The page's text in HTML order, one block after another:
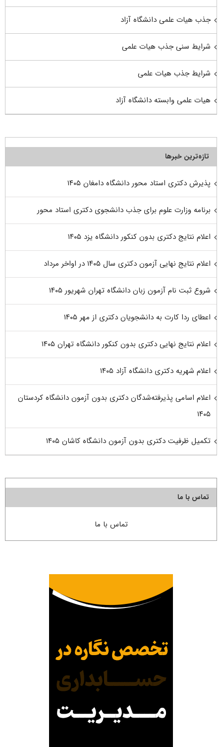
جذب هیات علمی دانشگاه آزاد
شرایط سنی جذب هیات علمی
شرایط جذب هیات علمی
هیات علمی وابسته دانشگاه آزاد
تازه‌ترین خبرها
پذیرش دکتری استاد محور دانشگاه دامغان ۱۴۰۵
برنامه وزارت علوم برای جذب دانشجوی دکتری استاد محور
اعلام نتایج دکتری بدون کنکور دانشگاه یزد ۱۴۰۵
اعلام نتایج نهایی آزمون دکتری سال ۱۴۰۵ در اواخر مرداد
شروع ثبت نام آزمون زبان دانشگاه تهران شهریور ۱۴۰۵
اعطای ردا کارت به دانشجویان دکتری از مهر ۱۴۰۵
اعلام نتایج نهایی دکتری بدون کنکور دانشگاه تهران ۱۴۰۵
اعلام شهریه دکتری دانشگاه آزاد ۱۴۰۵
اعلام اسامی پذیرفته‌شدگان دکتری بدون آزمون دانشگاه کردستان
۱۴۰۵
تکمیل ظرفیت دکتری بدون آزمون دانشگاه کاشان ۱۴۰۵
تماس با ما
تماس با ما